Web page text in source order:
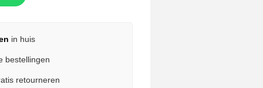
in huis
bestellingen
retourneren